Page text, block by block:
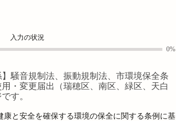
入力の状況
0%
】騒音規制法、振動規制法、市環境保全条
変更届出（瑞穂区、南区、緑区、天白
す。
と安全を確保する環境の保全に関する条例に基